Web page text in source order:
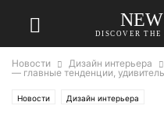
DISCOVER
Новости Дизайн интерьера
— главные тенденции,
Новости Дизайн интерьера